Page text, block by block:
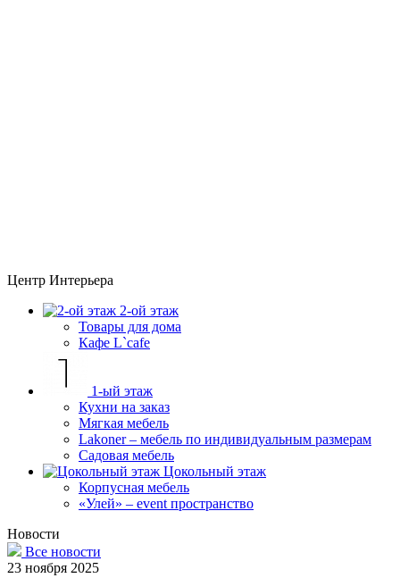
Центр Интерьера
2-ой этаж
Товары для дома
Кафе L`cafe
1-ый этаж
Кухни на заказ
Мягкая мебель
Lakoner – мебель по индивидуальным размерам
Садовая мебель
Цокольный этаж
Корпусная мебель
«Улей» – event пространство
Новости
Все новости
23 ноября 2025